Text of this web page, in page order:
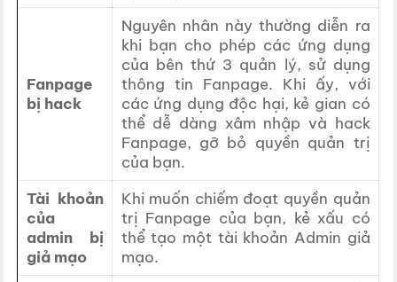
Fanpage
bị hack
Nguyên nhân này thường diễn ra
khi bạn cho phép các ứng dụng
của bên thứ 3 quản lý, sử dụng
thông tin Fanpage. Khi ấy, với
các ứng dụng độc hại, kẻ gian có
thể dễ dàng xâm nhập và hack
Fanpage, gỡ bỏ quyền quản trị
của bạn.
Tài khoản
của
admin bị
giả mạo
Khi muốn chiếm đoạt quyền quản
trị Fanpage của bạn, kẻ xấu có
thể tạo một tài khoản Admin giả
mạo.